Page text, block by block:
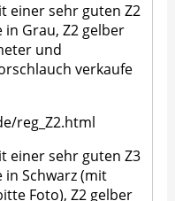
einer sehr guten Z2
Grau, Z2 gelber
und
verkaufe
reg_Z2.html
einer sehr guten Z3
in Schwarz (mit
Foto), Z2 gelber